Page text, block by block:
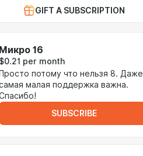
GIFT A SUBSCRIPTION
Микро 16
$0.21 per month
Просто потому что нельзя 8. Даже
малая поддержка важна.
SUBSCRIBE